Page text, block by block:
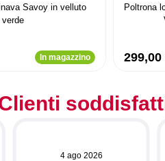
Savoy in velluto
verde
In magazzino
Poltrona
299,00
4 ago 2026